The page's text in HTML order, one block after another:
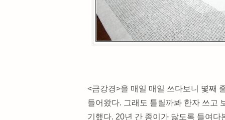
<금강경>을 매일 매일 쓰다보니 몇째
들어왔다. 그래도 틀릴까봐 한자 쓰고
기했다. 20년 간 종이가 닳도록 들여